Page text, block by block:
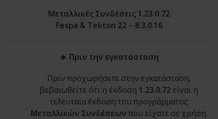
Μεταλλικές Συνδέσεις 1.23.0.72
Fespa & Tekton 22 – 8.3.0.16
🔹 Πριν την εγκατάσταση
Πριν προχωρήσετε στην εγκατάσταση,
βεβαιωθείτε ότι η έκδοση 1.23.0.72 είναι η
τελευταία έκδοση του προγράμματος
Μεταλλικών Συνδέσεων που είχατε σε χρήση.